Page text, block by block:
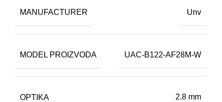
MANUFACTURER Unv
MODEL PROIZVODA UAC-B122-AF28M-W
OPTIKA 2.8 mm